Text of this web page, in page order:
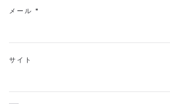
メール *
サイト